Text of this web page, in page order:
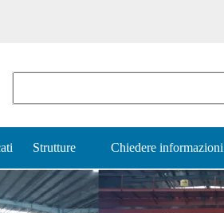
Strutture Chiedere informazioni